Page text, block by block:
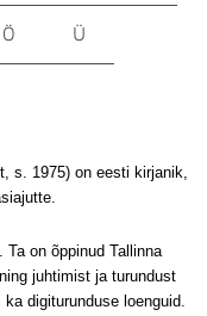
s. 1975) on eesti kirjanik,
on õppinud Tallinna
juhtimist ja turundust
digiturunduse loenguid.
Ö Ü